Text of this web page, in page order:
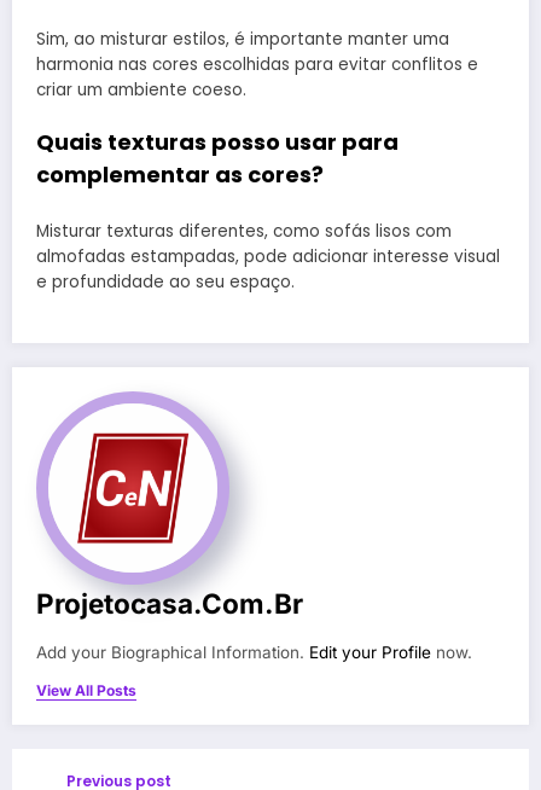
Sim, ao misturar estilos, é importante manter uma
harmonia nas cores escolhidas para evitar conflitos e
criar um ambiente coeso.
Quais texturas posso usar para
complementar as cores?
Misturar texturas diferentes, como sofás lisos com
almofadas estampadas, pode adicionar interesse visual
e profundidade ao seu espaço.
Projetocasa.com.br
Add your Biographical Information. Edit your Profile now.
View All Posts
Previous post